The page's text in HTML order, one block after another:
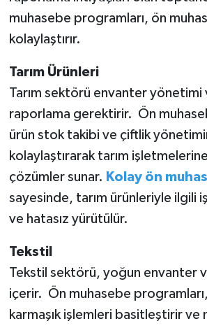
muhasebe programları, ön
kolaylaştırır.
Tarım Ürünleri
Tarım sektörü envanter yönetimi
raporlama gerektirir. Ön
ürün stok takibi ve çiftlik
kolaylaştırarak tarım
çözümler sunar. Kolay ön
sayesinde, tarım ürünleriyle ilgili
ve hatasız yürütülür.
Tekstil
Tekstil sektörü, yoğun envanter
içerir. Ön muhasebe
karmaşık işlemleri basitleştirir ve